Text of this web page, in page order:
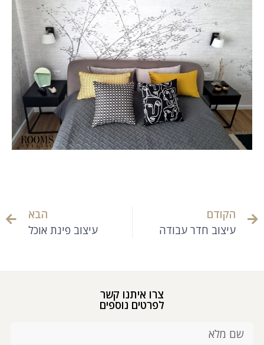
הקודם
עיצוב חדר עבודה
הבא
עיצוב פינת אוכל
צרו איתנו קשר
לפרטים נוספים